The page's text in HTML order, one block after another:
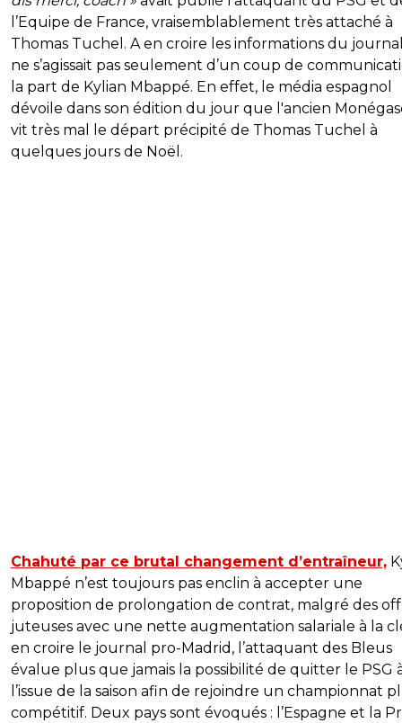
l’Equipe de France, vraisemblablement très attaché à
Thomas Tuchel. A en croire les informations du
ne s’agissait pas seulement d’un coup de
la part de Kylian Mbappé. En effet, le média espagnol
dévoile dans son édition du jour que l'ancien
vit très mal le départ précipité de Thomas Tuchel à
quelques jours de Noël.
Chahuté par ce brutal changement d’entraîneur,
Mbappé n’est toujours pas enclin à accepter une
proposition de prolongation de contrat, malgré des
juteuses avec une nette augmentation salariale à la
en croire le journal pro-Madrid, l’attaquant des Bleus
évalue plus que jamais la possibilité de quitter le PSG
l’issue de la saison afin de rejoindre un championnat
compétitif. Deux pays sont évoqués : l’Espagne et la